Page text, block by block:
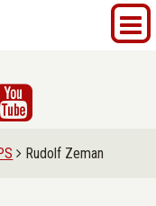
Rudolf Zeman